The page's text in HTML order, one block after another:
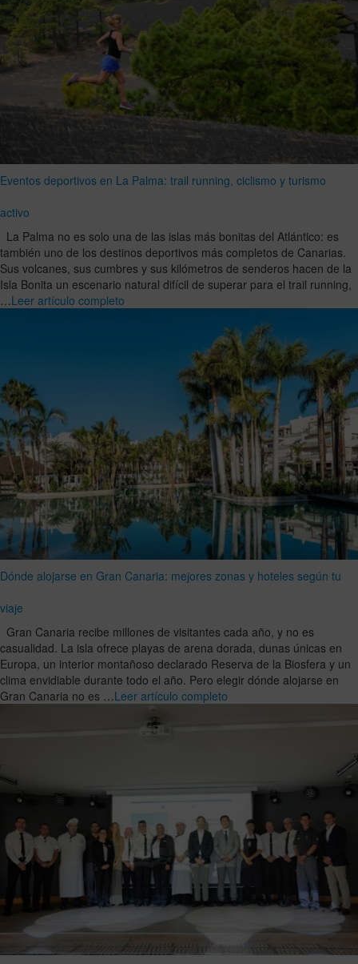
Eventos deportivos en La Palma: trail running, ciclismo y turismo
activo
La Palma no es solo una de las islas más bonitas del Atlántico: es
también uno de los destinos deportivos más completos de Canarias.
Sus volcanes, sus cumbres y sus kilómetros de senderos hacen de la
Isla Bonita un escenario natural difícil de superar para el trail running,
…Leer artículo completo
Dónde alojarse en Gran Canaria: mejores zonas y hoteles según tu
viaje
Gran Canaria recibe millones de visitantes cada año, y no es
casualidad. La isla ofrece playas de arena dorada, dunas únicas en
Europa, un interior montañoso declarado Reserva de la Biosfera y un
clima envidiable durante todo el año. Pero elegir dónde alojarse en
Gran Canaria no es …Leer artículo completo